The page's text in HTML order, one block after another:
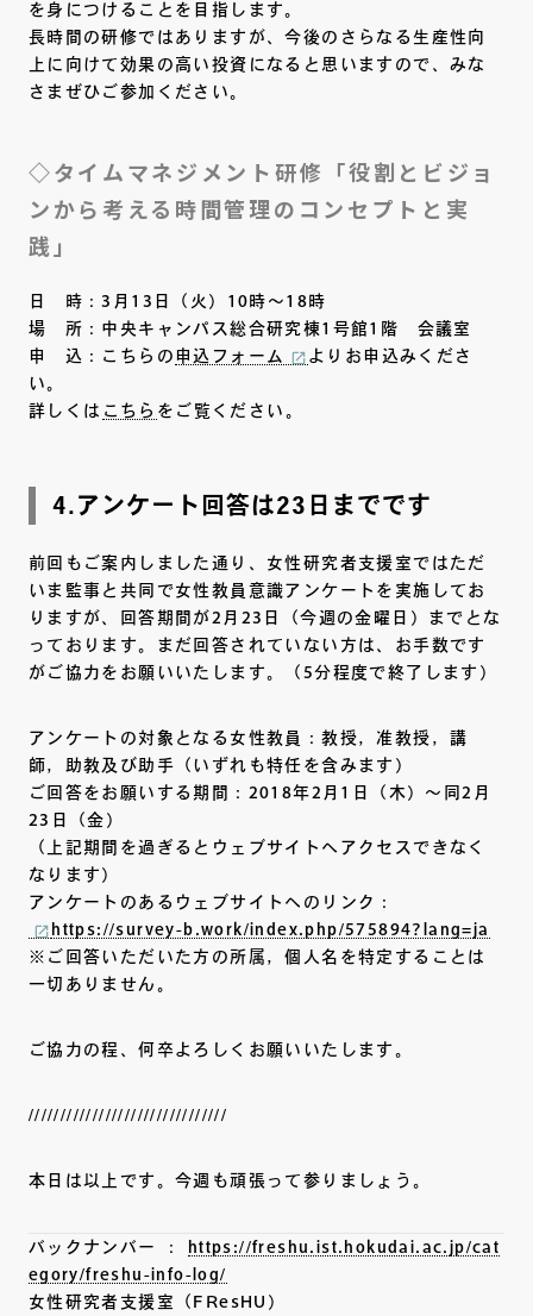
を身につけることを目指します。
長時間の研修ではありますが、今後のさらなる生産性向
上に向けて効果の高い投資になると思いますので、みな
さまぜひご参加ください。
◇タイムマネジメント研修「役割とビジョ
ンから考える時間管理のコンセプトと実
践」
日 時：3月13日（火）10時～18時
場 所：中央キャンパス総合研究棟1号館1階 会議室
申 込：こちらの 申込フォーム
よりお申込みくださ
い。
詳しくは こちら をご覧ください。
4.アンケート回答は23日までです
前回もご案内しました通り、女性研究者支援室ではただ
いま監事と共同で女性教員意識アンケートを実施してお
りますが、回答期間が2月23日（今週の金曜日）までとな
っております。まだ回答されていない方は、お手数です
がご協力をお願いいたします。（5分程度で終了します）
アンケートの対象となる女性教員：教授，准教授，講
師，助教及び助手（いずれも特任を含みます）
ご回答をお願いする期間：2018年2月1日（木）～同2月
23日（金）
（上記期間を過ぎるとウェブサイトへアクセスできなく
なります）
アンケートのあるウェブサイトへのリンク：
https://survey-b.work/index.php/575894?lang=ja
※ご回答いただいた方の所属，個人名を特定することは
一切ありません。
ご協力の程、何卒よろしくお願いいたします。
///////////////////////////////
本日は以上です。今週も頑張って参りましょう。
バックナンバー ：
https://freshu.ist.hokudai.ac.jp/cat
egory/freshu-info-log/
女性研究者支援室（FResHU）